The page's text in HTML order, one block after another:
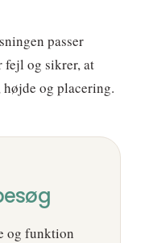
passer
fejl og sikrer, at
og placering.
og funktion